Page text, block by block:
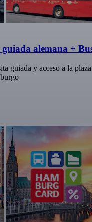
alemana +
guiada y acceso a la